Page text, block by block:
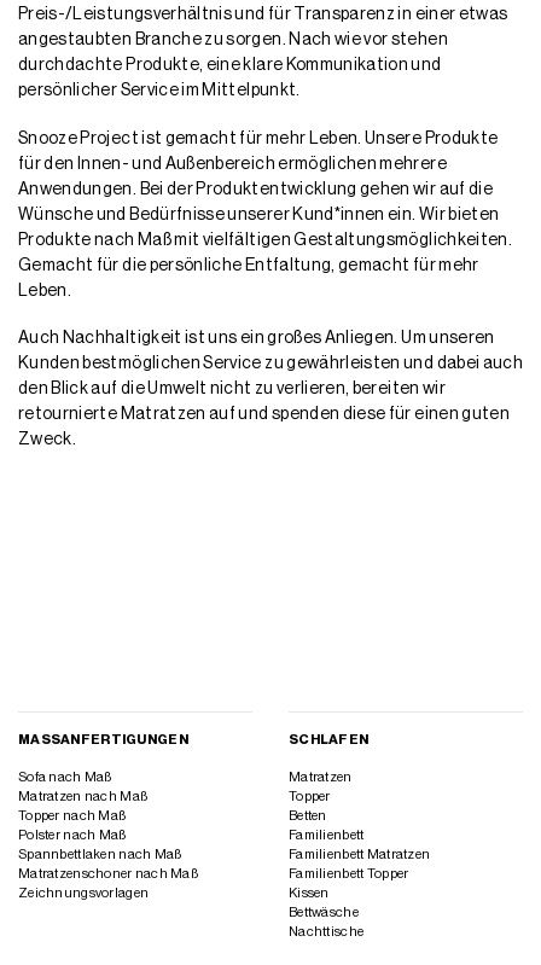
Preis-/Leistungsverhältnis und für Transparenz in einer etwas
angestaubten Branche zu sorgen. Nach wie vor stehen
durchdachte Produkte, eine klare Kommunikation und
persönlicher Service im Mittelpunkt.
Snooze Project ist gemacht für mehr Leben. Unsere Produkte
für den Innen- und Außenbereich ermöglichen mehrere
Anwendungen. Bei der Produktentwicklung gehen wir auf die
Wünsche und Bedürfnisse unserer Kund*innen ein. Wir bieten
Produkte nach Maß mit vielfältigen Gestaltungsmöglichkeiten.
Gemacht für die persönliche Entfaltung, gemacht für mehr
Leben.
Auch Nachhaltigkeit ist uns ein großes Anliegen. Um unseren
Kunden bestmöglichen Service zu gewährleisten und dabei auch
den Blick auf die Umwelt nicht zu verlieren, bereiten wir
retournierte Matratzen auf und spenden diese für einen guten
Zweck.
MASSANFERTIGUNGEN
Sofa nach Maß
Matratzen nach Maß
Topper nach Maß
Polster nach Maß
Spannbettlaken nach Maß
Matratzenschoner nach Maß
Zeichnungsvorlagen
SCHLAFEN
Matratzen
Topper
Betten
Familienbett
Familienbett Matratzen
Familienbett Topper
Kissen
Bettwäsche
Nachttische